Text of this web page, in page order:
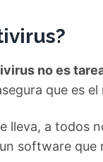
no es
que es
lleva, a todos
software que